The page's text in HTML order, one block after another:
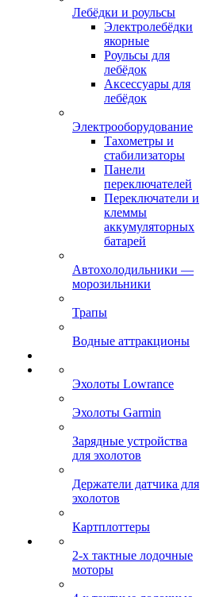
Лебёдки и роульсы
Электролебёдки
якорные
Роульсы для
лебёдок
Аксессуары для
лебёдок
Электрооборудование
Тахометры и
стабилизаторы
Панели
переключателей
Переключатели и
клеммы
аккумуляторных
батарей
Автохолодильники —
морозильники
Трапы
Водные аттракционы
Эхолоты Lowrance
Эхолоты Garmin
Зарядные устройства
для эхолотов
Держатели датчика для
эхолотов
Картплоттеры
2-х тактные лодочные
моторы